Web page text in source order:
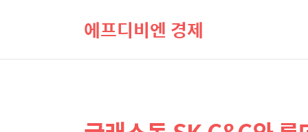
에프디비엔 경제
상
본